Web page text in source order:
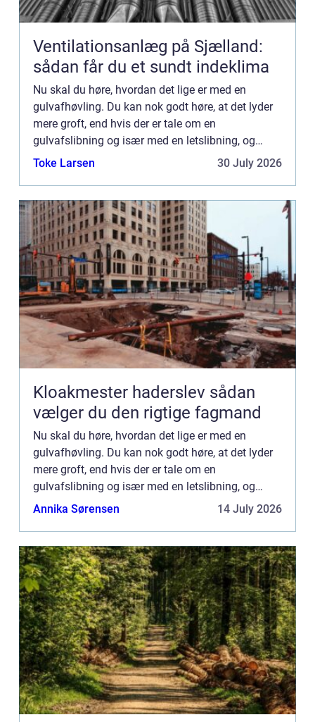
Ventilationsanlæg på Sjælland:
sådan får du et sundt indeklima
Nu skal du høre, hvordan det lige er med en
gulvafhøvling. Du kan nok godt høre, at det lyder
mere groft, end hvis der er tale om en
gulvafslibning og især med en letslibning, og
sådan er situationen da også i d...
Toke Larsen 30 July 2026
Kloakmester haderslev sådan
vælger du den rigtige fagmand
Nu skal du høre, hvordan det lige er med en
gulvafhøvling. Du kan nok godt høre, at det lyder
mere groft, end hvis der er tale om en
gulvafslibning og især med en letslibning, og
sådan er situationen da også i d...
Annika Sørensen 14 July 2026